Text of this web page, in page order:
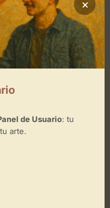
- 19:00
- 19:00
×
de Usuario: tu
arte.